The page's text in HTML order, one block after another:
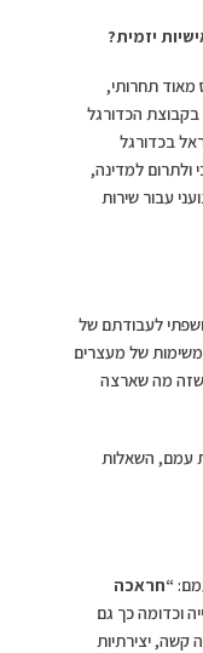
יזמית?
מאוד תחרותי,
בקבוצת הכדורגל
בכדורגל
ולתרום למדינה,
עבור שירות
לעבודתם של
של מעצרים
שזה מה שארצה
עמם, השאלות
“חראכה
וכדומה כך גם
קשה, יצירתיות